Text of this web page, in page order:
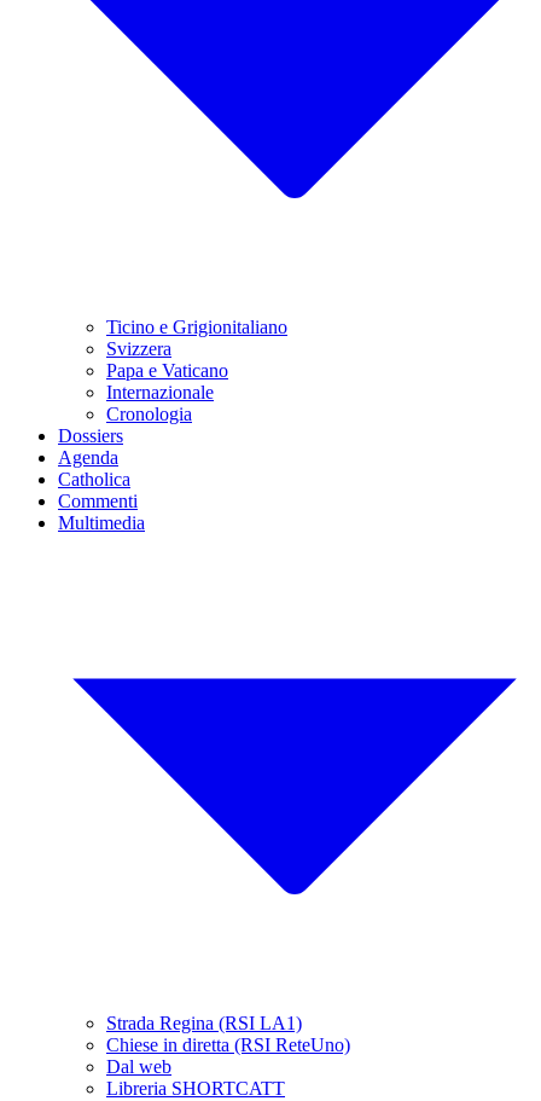
Ticino e Grigionitaliano
Svizzera
Papa e Vaticano
Internazionale
Cronologia
Dossiers
Agenda
Catholica
Commenti
Multimedia
Strada Regina (RSI LA1)
Chiese in diretta (RSI ReteUno)
Dal web
Libreria SHORTCATT